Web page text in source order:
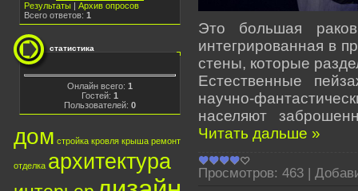
Результаты | Архив опросов
Всего ответов: 1
статистика
Онлайн всего: 1
Гостей: 1
Пользователей: 0
дом стройка кровля крыша ремонт
отделка архитектура
Это большая
интегрированная в
стены, которые
Естественные
научно-
населяют
Читать дальше »
Просмотров: 463